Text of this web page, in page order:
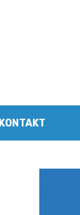
KONTAKT